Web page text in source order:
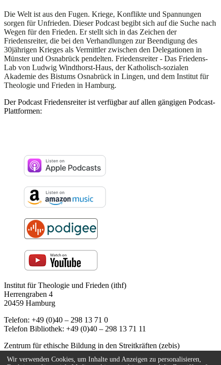
Die Welt ist aus den Fugen. Kriege, Konflikte und Spannungen
sorgen für Unfrieden. Dieser Podcast begibt sich auf die Suche nach
Wegen für den Frieden. Er stellt sich in das Zeichen der
Friedensreiter, die bei den Verhandlungen zur Beendigung des
30jährigen Krieges als Vermittler zwischen den Delegationen in
Münster und Osnabrück pendelten. Friedensreiter - Das Friedens-
Lab von Ludwig Windthorst-Haus, der Katholisch-sozialen
Akademie des Bistums Osnabrück in Lingen, und dem Institut für
Theologie und Frieden in Hamburg.
Der Podcast Friedensreiter ist verfügbar auf allen gängigen Podcast-
Plattformen:
Institut für Theologie und Frieden (ithf)
Herrengraben 4
20459 Hamburg
Telefon: +49 (0)40 – 298 13 71 0
Telefon Bibliothek: +49 (0)40 – 298 13 71 11
Zentrum für ethische Bildung in den Streitkräften (zebis)
20459 Hamburg
Wir verwenden Cookies, um Inhalte und Anzeigen zu personalisieren,